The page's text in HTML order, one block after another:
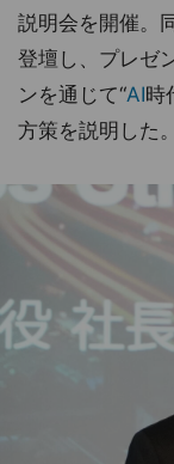
説明会を開催。
登壇し、プレゼ
ンを通じて“AI時
方策を説明した。